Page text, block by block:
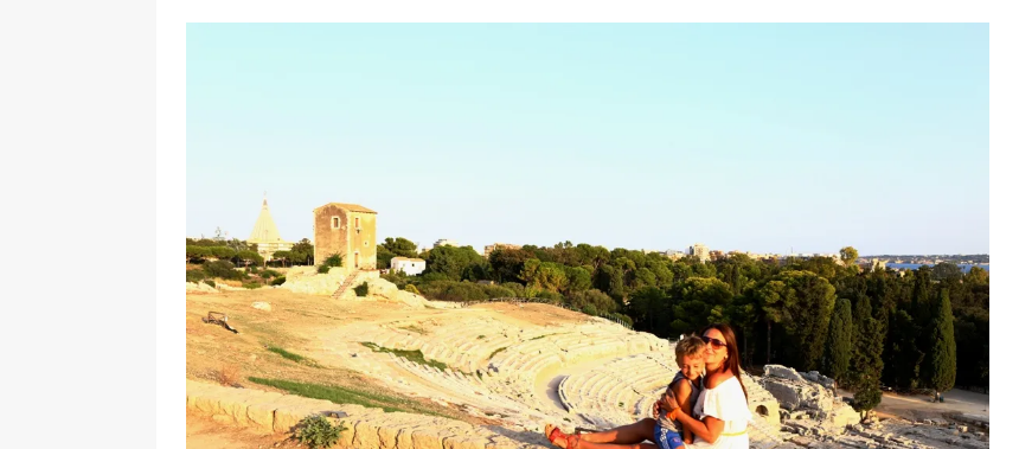
[ 17 Dicembre 2025 ] Organizzare un viaggio in Sicilia con i bambini (senza stress)
CONSIGLI
VIAGGI IN SICILIA
[ 17 Settembre 2023 ] Vendemmia con i bambini in Sicilia, dove andare?
FATTORIE
DIDATTICHE
[ 19 Gennaio 2023 ] Visitare la Fiumara d’Arte con i bambini, quando la natura incontra l’arte
VIAGGI IN SICILIA
[ 20 Marzo 2022 ] Cosa fare in Sicilia con i bambini: mare, attività e tour a prova di famiglia